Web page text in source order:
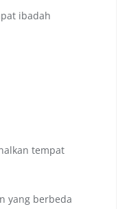
ibadah
tempat
yang berbeda